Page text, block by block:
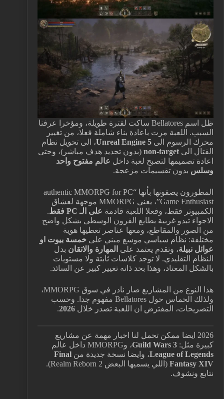
ظل اسم Bellatores ساكت لفترة طويلة، ومؤخرا عرفنا
السبب. اللعبة مرت باعادة بناء شاملة فعلا، من تغيير
محرك الرسوم الى Unreal Engine 5، الى تحويل نظام
القتال الى non-target (بدون تحديد هدف مباشر)، وحتى
اعادة تصميمها لتصبح لعبة داخل عالم مفتوح واحد
وسلس بدون تقسيمات مزعجة.
المطورون يصفونها بأنها “authentic MMORPG for PC
Game Enthusiast”، يعني MMORPG موجهة لعشاق
الكمبيوتر فقط، وفعلا اللعبة قادمة على الـ PC فقط
.
الاجواء تبدو غربية بطابع القرون الوسطى بشكل واضح
من الصور والمقاطع، ومعها عناصر تعطيها هوية
مختلفة: نظام سياسي موسع مبني على خمسة بيوت او
عوائل نبيلة، وتقدم يعتمد على المهارة والاتقان بدل
النظام التقليدي. لا توجد كلاسات ثابتة ولا مستويات
بالشكل المعتاد، وهذا بحد ذاته تغيير كبير عن السائد.
هذا النوع من المشاريع صار نادر في سوق MMORPG،
ولذلك الحماس حول Bellatores مفهوم جدا. وحسب
التصريحات، المفترض ان اللعبة تصدر خلال 2026
.
2026 ايضا ممكن تحمل لنا اخبار مهمة عن مشاريع
كبيرة مثل: Guild Wars 3، وMMORPG داخل عالم
League of Legends، وايضا نسخة جديدة من Final
Fantasy XIV
(اللي يسميها البعض Realm Reborn 2).
نتابع ونشوف.